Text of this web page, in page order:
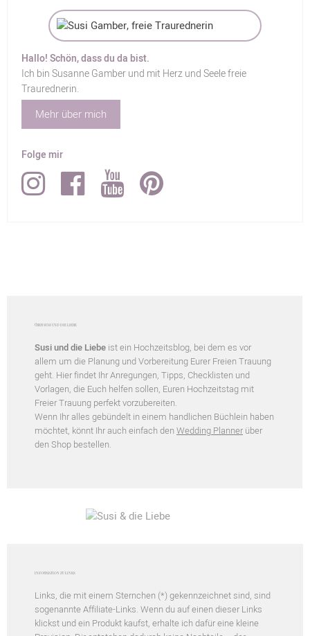
Hallo! Schön, dass du da bist.
Ich bin Susanne Gamber und mit Herz und Seele freie
Traurednerin.
Mehr über mich
Folge mir
ÜBER SUSI UND DIE LIEBE
Susi und die Liebe ist ein Hochzeitsblog, bei dem es vor
allem um die Planung und Vorbereitung Eurer Freien Trauung
geht. Hier findet Ihr Anregungen, Tipps, Checklisten und
Vorlagen, die Euch helfen sollen, Euren Hochzeitstag mit
Freier Trauung perfekt vorzubereiten.
Wenn Ihr alles gebündelt in einem handlichen Büchlein haben
möchtet, könnt Ihr auch einfach den Wedding Planner über
den Shop bestellen.
INFORMATION ZU LINKS
Links, die mit einem Sternchen (*) gekennzeichnet sind, sind
sogenannte Affiliate-Links. Wenn du auf einen dieser Links
klickst und ein Produkt kaufst, erhalte ich dafür eine kleine